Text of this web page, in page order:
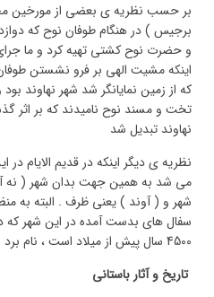
بر حسب نظریه ی بعضی از مورخین
برجیس ) در هنگام طوفان نوح که
و حضرت نوح کشتی تهیه کرد و ما
اینکه مشیت الهی بر فرو نشستن
که از زمین نمایانگر شد شهر نهاوند
تخت و مسند نوح نامیدند که بر اثر
نهاوند تبدیل شد
نظریه ی دیگر اینکه در قدیم الایام
می شد به همین جهت بدان شهر ( نه
شهر و ( آوند ) یعنی ظرف . البته به
4500 سال پیش از میلاد است ، نام برد
تاریخ و آثار باستانی